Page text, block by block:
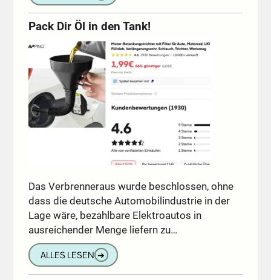
Pack Dir Öl in den Tank!
Das Verbrenneraus wurde beschlossen, ohne
dass die deutsche Automobilindustrie in der
Lage wäre, bezahlbare Elektroautos in
ausreichender Menge liefern zu…
ALLES LESEN ➔